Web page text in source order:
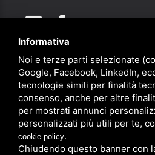
Partner
Informativa
Noi e terze parti selezionate
Google, Facebook, LinkedIn,
tecnologie simili per finalità
consenso, anche per altre
per mostrati annunci
personalizzati più utili per te,
cookie policy.
Chiudendo questo banner con